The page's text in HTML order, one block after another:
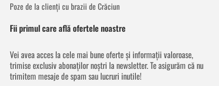
Poze de la clienți cu brazii de Crăciun
Fii primul care află ofertele noastre
Vei avea acces la cele mai bune oferte și informații valoroase,
trimise exclusiv abonaților noștri la newsletter. Te asigurăm că nu
trimitem mesaje de spam sau lucruri inutile!